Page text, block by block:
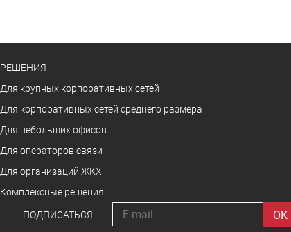
РЕШЕНИЯ
Для крупных корпоративных сетей
Для корпоративных сетей среднего размера
Для небольших офисов
Для операторов связи
Для организаций ЖКХ
Комплексные решения
ПОДПИСАТЬСЯ: